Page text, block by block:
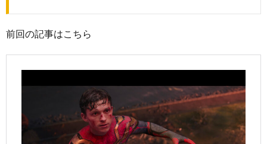
前回の記事はこちら